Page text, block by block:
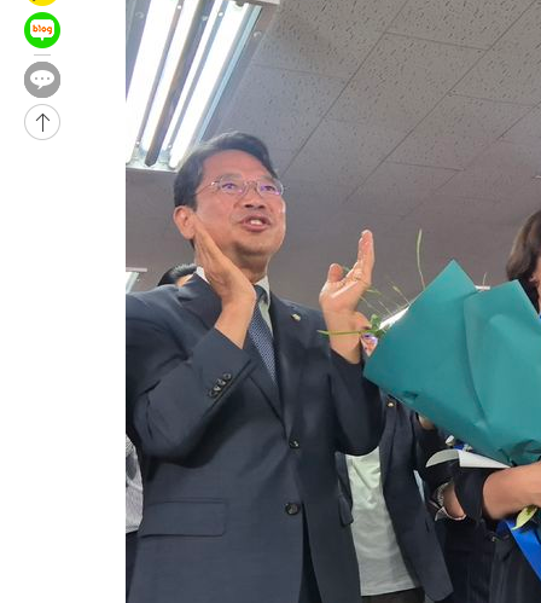
-7953초 전 >
시리아 다마스쿠스 교외에서 미니버스 폭발.. 14명 부상, 3명은
-7251초 전 >
입추에도 극한더위…서울 낮 39도 '폭염중대경보'
-2215초 전 >
이란, 호르무즈서 "적국 목표물들"과 대치로 남부 케슘섬에서
례 큰 폭발음
-31270초 전 >
[속보]종합특검, '계엄 수용공간 확보' 신용해 前교정본부장
외신들도 주목한 韓축구 파문…"국민적 공분에 수사 재개"
11시간 압수수색에 성접대 파문까지…'쑥대밭' 된 축구협회
[속보]규제합리화위원회 부위원장에 김태유 서울대 공대 교
[속보]국힘 윤리위, '돌려차기 발언' 진종오·서범수 징계 절차
[속보] 7월 중국 수출 23.9%↑ 수입 27.5%↑…무역총액
[속보]'채상병 순직 책임' 임성근, 항소심도 징역 3년
[속보]종합특검, '관저이전 봐주기 감사' 유병호 구속기소
민주 콩고 에볼라환자 4천명 돌파, 4053명 발생 1850명 사망
[속보]'300억원대 사기 혐의' 차가원 대표 구속 송치
"미 전국적 살모네라 식중독 원인은 멕시코산 할라피뇨"--
[속보]경찰·노동부, HL만도 평택사업장 끼임 사망 관련 압수
[속보]합수본, '투표율 허위 입력' 중앙·서울·경기도 선관위
[속보]원·달러 환율, 오전 9시 1423.8원
[속보]삼성전자·SK하이닉스 동반 강보합…1%대 상승 출발